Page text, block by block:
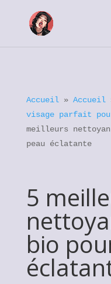
Accueil» Accueil
visage parfait
meilleurs
peau éclatante
5
bio